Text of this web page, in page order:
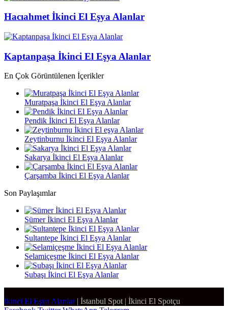
Hacıahmet İkinci El Eşya Alanlar
Kaptanpaşa İkinci El Eşya Alanlar
En Çok Görüntülenen İçerikler
Muratpaşa İkinci El Eşya Alanlar
Pendik İkinci El Eşya Alanlar
Zeytinburnu İkinci El Eşya Alanlar
Sakarya İkinci El Eşya Alanlar
Çarşamba İkinci El Eşya Alanlar
Son Paylaşımlar
Sümer İkinci El Eşya Alanlar
Sultantepe İkinci El Eşya Alanlar
Selamiçeşme İkinci El Eşya Alanlar
Subaşı İkinci El Eşya Alanlar
İkinci El Eşya Alanlar İstanbul Spot İkinci El Spotçu